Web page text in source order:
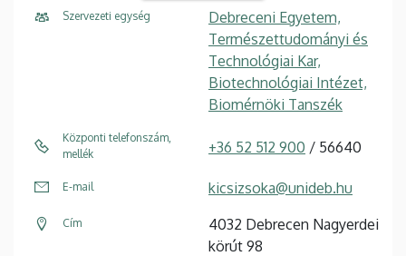
Szervezeti egység
Debreceni Egyetem,
Természettudományi és
Technológiai Kar,
Biotechnológiai Intézet,
Biomérnöki Tanszék
Központi telefonszám,
mellék
+36 52 512 900 / 56640
E-mail kicsizsoka@unideb.hu
Cím
4032 Debrecen Nagyerdei
körút 98